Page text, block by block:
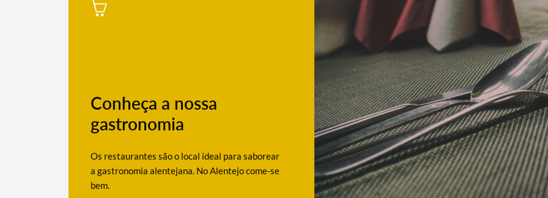
Conheça a nossa
gastronomia
Os restaurantes são o local ideal para saborear
a gastronomia alentejana. No Alentejo come-se
bem.